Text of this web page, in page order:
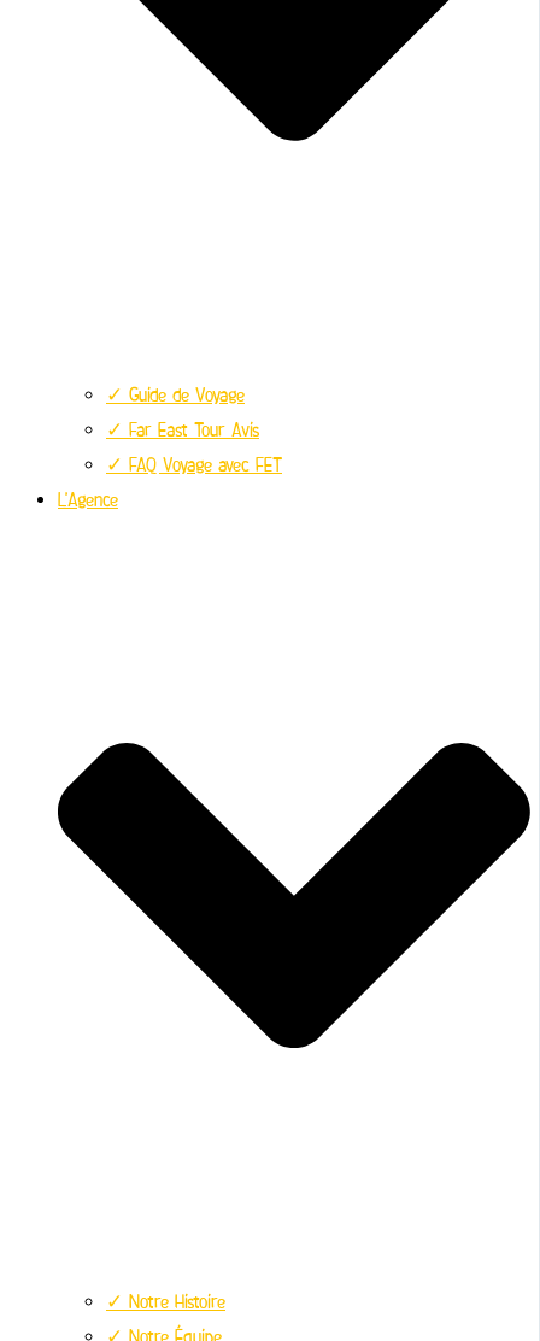
✓ Guide de Voyage
✓ Far East Tour Avis
✓ FAQ Voyage avec FET
L’Agence
✓ Notre Histoire
✓ Notre Équipe